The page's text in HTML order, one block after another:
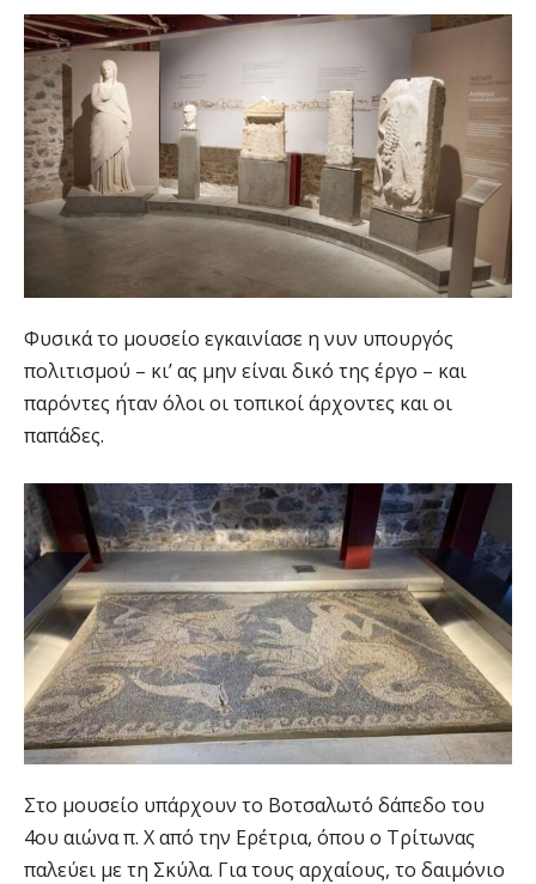
Φυσικά το μουσείο εγκαινίασε η νυν υπουργός
πολιτισμού – κι’ ας μην είναι δικό της έργο – και
παρόντες ήταν όλοι οι τοπικοί άρχοντες και οι
παπάδες.
Στο μουσείο υπάρχουν το Βοτσαλωτό δάπεδο του
4ου αιώνα π. Χ από την Ερέτρια, όπου ο Τρίτωνας
παλεύει με τη Σκύλα. Για τους αρχαίους, το δαιμόνιο